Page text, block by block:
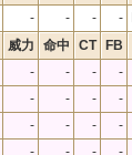
- - - -
威力 命中 CT FB
- - -
-
- - -
-
- - -
-
- - -
-